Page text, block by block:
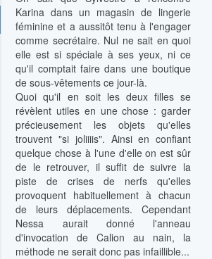
Karina dans un magasin de lingerie
féminine et a aussitôt tenu à l'engager
comme secrétaire. Nul ne sait en quoi
elle est si spéciale à ses yeux, ni ce
qu'il comptait faire dans une boutique
de sous-vêtements ce jour-là.
Quoi qu'il en soit les deux filles se
révèlent utiles en une chose : garder
précieusement les objets qu'elles
trouvent "si joliiiis". Ainsi en confiant
quelque chose à l'une d'elle on est sûr
de le retrouver, il suffit de suivre la
piste de crises de nerfs qu'elles
provoquent habituellement à chacun
de leurs déplacements. Cependant
Nessa aurait donné l'anneau
d'invocation de Calion au nain, la
méthode ne serait donc pas infaillible...